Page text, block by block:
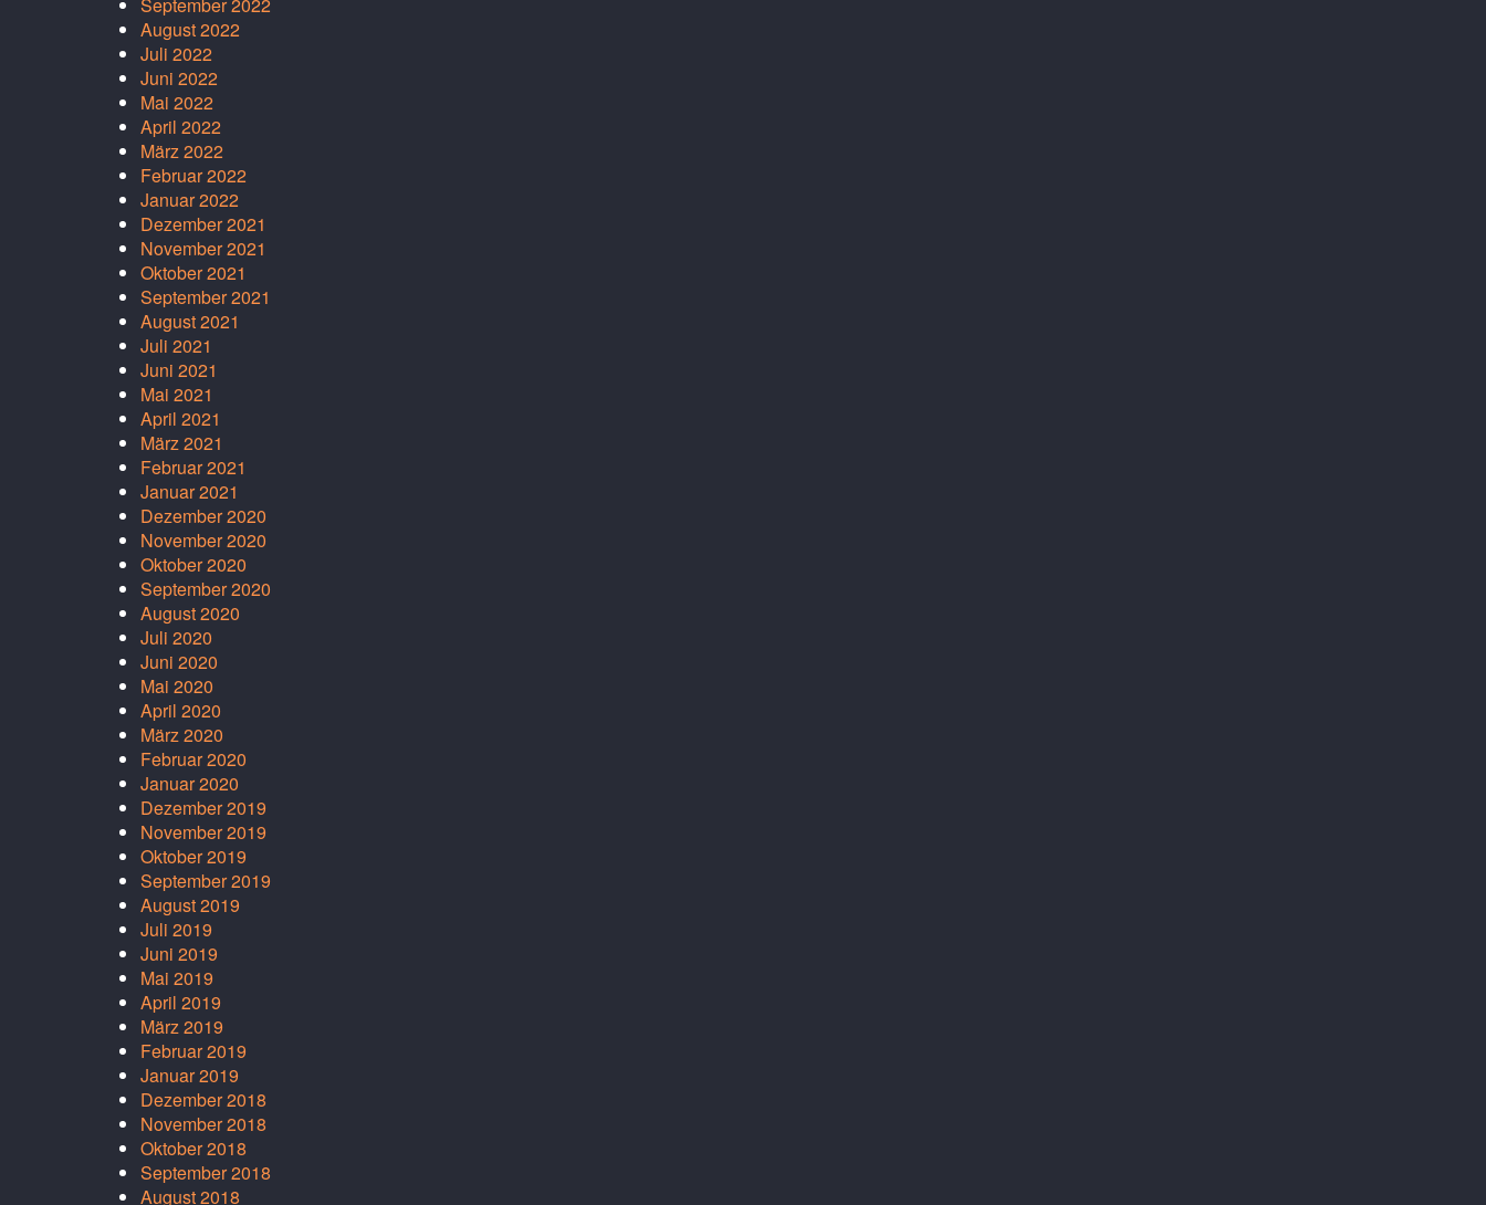
August 2022
Juli 2022
Juni 2022
Mai 2022
April 2022
März 2022
Februar 2022
Januar 2022
Dezember 2021
November 2021
Oktober 2021
September 2021
August 2021
Juli 2021
Juni 2021
Mai 2021
April 2021
März 2021
Februar 2021
Januar 2021
Dezember 2020
November 2020
Oktober 2020
September 2020
August 2020
Juli 2020
Juni 2020
Mai 2020
April 2020
März 2020
Februar 2020
Januar 2020
Dezember 2019
November 2019
Oktober 2019
September 2019
August 2019
Juli 2019
Juni 2019
Mai 2019
April 2019
März 2019
Februar 2019
Januar 2019
Dezember 2018
November 2018
Oktober 2018
September 2018
August 2018